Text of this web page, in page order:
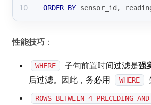
10
ORDER BY sensor_id,
性能技巧 ：
WHERE 子句前置时间过滤是强
后过滤。因此，务必用 WHERE
ROWS BETWEEN 4 PRECEDING AND